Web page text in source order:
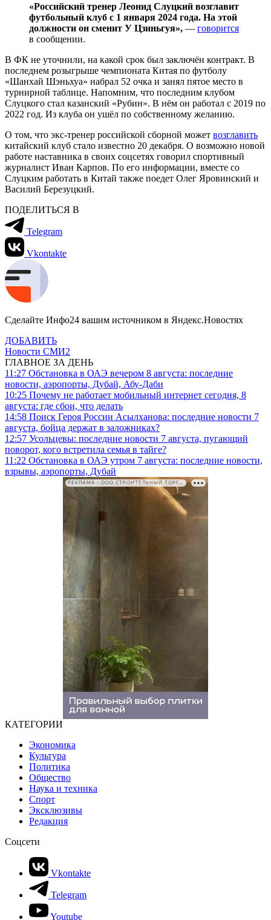
«Российский тренер Леонид Слуцкий возглавит
футбольный клуб с 1 января 2024 года. На этой
должности он сменит У Цзиньгуя», — говорится
в сообщении.
В ФК не уточнили, на какой срок был заключён контракт. В
последнем розыгрыше чемпионата Китая по футболу
«Шанхай Шэньхуа» набрал 52 очка и занял пятое место в
турнирной таблице. Напомним, что последним клубом
Слуцкого стал казанский «Рубин». В нём он работал с 2019 по
2022 год. Из клуба он ушёл по собственному желанию.
О том, что экс-тренер российской сборной может возглавить
китайский клуб стало известно 20 декабря. О возможно новой
работе наставника в своих соцсетях говорил спортивный
журналист Иван Карпов. По его информации, вместе со
Слуцким работать в Китай также поедет Олег Яровинский и
Василий Березуцкий.
ПОДЕЛИТЬСЯ В
Telegram
Vkontakte
Сделайте Инфо24 вашим источником в Яндекс.Новостях
ДОБАВИТЬ
Новости СМИ2
ГЛАВНОЕ ЗА ДЕНЬ
11:27 Обстановка в ОАЭ вечером 8 августа: последние
новости, аэропорты, Дубай, Абу-Даби
10:25 Почему не работает мобильный интернет сегодня, 8
августа: где сбои, что делать
14:58 Поиск Героя России Асылханова: последние новости 7
августа, бойца держат в заложниках?
12:57 Усольцевы: последние новости 7 августа, пугающий
поворот, кого встретила семья в тайге?
11:22 Обстановка в ОАЭ утром 7 августа: последние новости,
взрывы, аэропорты, Дубай
РЕКЛАМА • ООО СТРОИТЕЛЬНЫЙ ТОРГОВЫЙ ДОМ «ПЕТРОВИЧ». ИНН: 7802348846
КАТЕГОРИИ
Экономика
Культура
Политика
Общество
Наука и техника
Спорт
Эксклюзивы
Редакция
Соцсети
Vkontakte
Telegram
Youtube